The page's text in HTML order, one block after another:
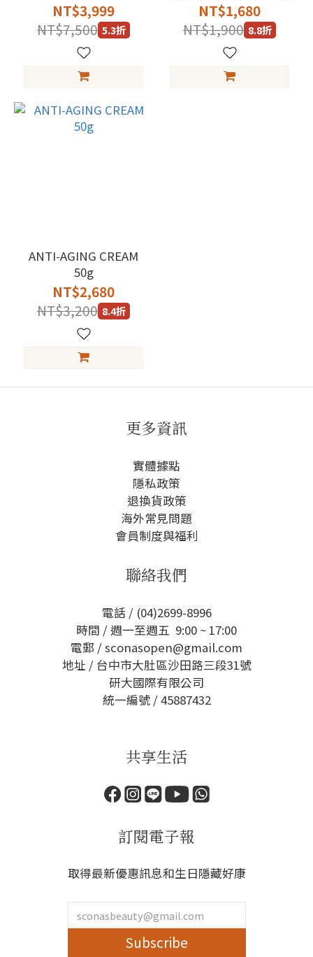
NT$3,999
NT$7,500 5.3折
NT$1,680
NT$1,900 8.8折
ANTI-AGING CREAM
50g
NT$2,680
NT$3,200 8.4折
更多資訊
實體據點
隱私政策
退換貨政策
海外常見問題
會員制度與福利
聯絡我們
電話 / (04)2699-8996
時間 / 週一至週五 9:00 ~ 17:00
電郵 / sconasopen@gmail.com
地址 / 台中市大肚區沙田路三段31號
研大國際有限公司
統一編號 / 45887432
共享生活
訂閱電子報
取得最新優惠訊息和生日隱藏好康
Subscribe